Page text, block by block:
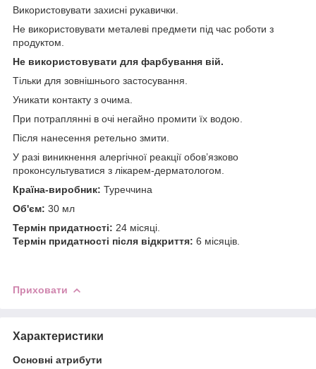
Використовувати захисні рукавички.
Не використовувати металеві предмети під час роботи з
продуктом.
Не використовувати для фарбування вій.
Тільки для зовнішнього застосування.
Уникати контакту з очима.
При потраплянні в очі негайно промити їх водою.
Після нанесення ретельно змити.
У разі виникнення алергічної реакції обов’язково
проконсультуватися з лікарем-дерматологом.
Країна-виробник: Туреччина
Об'єм: 30 мл
Термін придатності: 24 місяці.
Термін придатності після відкриття: 6 місяців.
Приховати
Характеристики
Основні атрибути